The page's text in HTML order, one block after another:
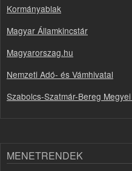
Kormányablak
Magyar Államkincstár
Magyarorszag.hu
Nemzeti Adó- és Vámhivatal
Szabolcs-Szatmár-Bereg
MENETRENDEK